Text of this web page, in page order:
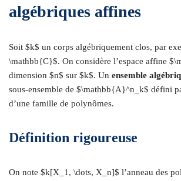
algébriques affines
Soit $k$ un corps algébriquement clos, par
\mathbb{C}$. On considère l’espace affine
dimension $n$ sur $k$. Un ensemble
sous-ensemble de $\mathbb{A}^n_k$ défini
d’une famille de polynômes.
Définition rigoureuse
On note $k[X_1, \dots, X_n]$ l’anneau des